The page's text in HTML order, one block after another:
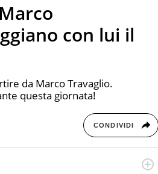
con lui il
da Marco Travaglio.
questa giornata!
CONDIVIDI